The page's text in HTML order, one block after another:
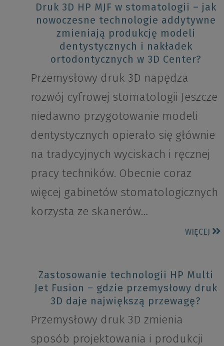
Druk 3D HP MJF w stomatologii – jak
nowoczesne technologie addytywne
zmieniają produkcję modeli
dentystycznych i nakładek
ortodontycznych w 3D Center?
Przemysłowy druk 3D napędza
rozwój cyfrowej stomatologii Jeszcze
niedawno przygotowanie modeli
dentystycznych opierało się głównie
na tradycyjnych wyciskach i ręcznej
pracy techników. Obecnie coraz
więcej gabinetów stomatologicznych
korzysta ze skanerów…
WIĘCEJ
Zastosowanie technologii HP Multi
Jet Fusion – gdzie przemysłowy druk
3D daje największą przewagę?
Przemysłowy druk 3D zmienia
sposób projektowania i produkcji